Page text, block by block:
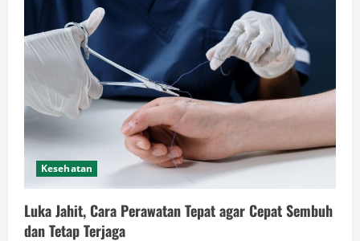
Kesehatan
Luka Jahit, Cara Perawatan Tepat agar Cepat Sembuh
dan Tetap Terjaga